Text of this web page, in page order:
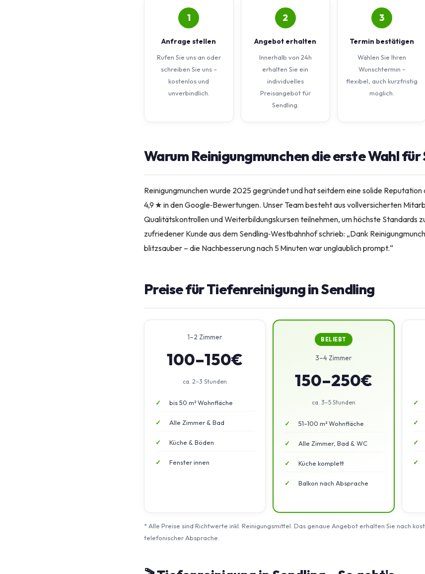
1
Anfrage stellen
Rufen Sie uns an oder
schreiben Sie uns –
kostenlos und
unverbindlich.
2
Angebot erhalten
Innerhalb von 24h
erhalten Sie ein
individuelles
Preisangebot für
Sendling.
3
Termin bestätigen
Wählen Sie Ihren
Wunschtermin –
flexibel, auch kurzfristig
möglich.
Warum Reinigungmunchen die erste Wahl für
Reinigungmunchen wurde 2025 gegründet und hat seitdem eine solide
4,9 ★ in den Google‑Bewertungen. Unser Team besteht aus vollversicherten
Qualitätskontrollen und Weiterbildungskursen teilnehmen, um höchste Standards
zufriedener Kunde aus dem Sendling‑Westbahnhof schrieb: „Dank
blitzsauber – die Nachbesserung nach 5 Minuten war unglaublich prompt.“
Preise für Tiefenreinigung in Sendling
1–2 Zimmer
100–150€
ca. 2–3 Stunden
bis 50 m² Wohnfläche
Alle Zimmer & Bad
Küche & Böden
Fenster innen
BELIEBT
3–4 Zimmer
150–250€
ca. 3–5 Stunden
51–100 m² Wohnfläche
Alle Zimmer, Bad & WC
Küche komplett
Balkon nach Absprache
* Alle Preise sind Richtwerte inkl. Reinigungsmittel. Das genaue Angebot erhalten Sie nach
telefonischer Absprache.